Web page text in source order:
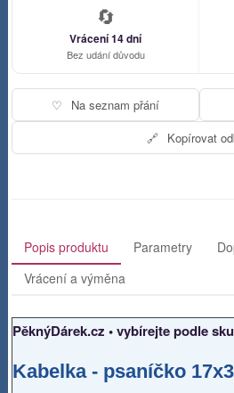
🔄
Vrácení 14 dní
Bez udání důvodu
♡ Na seznam přání
🔗 Kopírovat
Popis produktu Parametry
Vrácení a výměna
PěknýDárek.cz • vybírejte podle
Kabelka - psaníčko